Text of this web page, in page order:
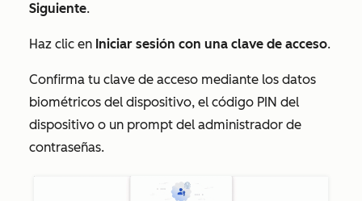
Siguiente.
Haz clic en Iniciar sesión con una clave de acceso.
Confirma tu clave de acceso mediante los datos
biométricos del dispositivo, el código PIN del
dispositivo o un prompt del administrador de
contraseñas.